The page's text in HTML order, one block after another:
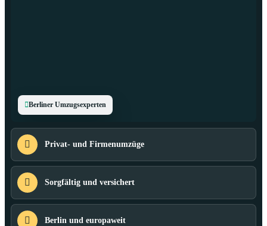
Berliner Umzugsexperten
Privat- und Firmenumzüge
Sorgfältig und versichert
Berlin und europaweit